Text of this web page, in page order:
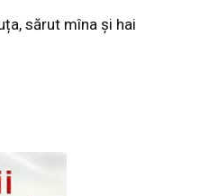
sărut mîna și hai